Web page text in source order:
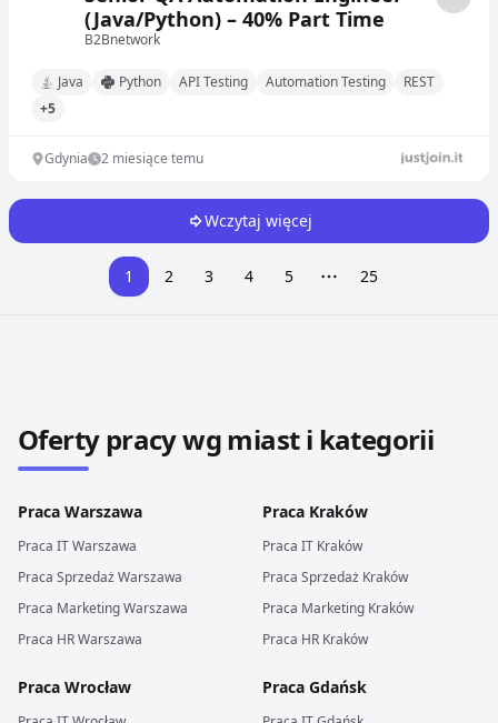
(Java/Python) – 40% Part Time
B2Bnetwork
Java Python API Testing Automation Testing
REST
+5
Gdynia 2 miesiące temu
Wczytaj więcej
1 2 3 4 5 More pages
25
Oferty pracy wg miast i kategorii
Praca Warszawa
Praca ITWarszawa
Praca SprzedażWarszawa
Praca MarketingWarszawa
Praca HRWarszawa
Praca Kraków
Praca IT Kraków
Praca Sprzedaż Kraków
Praca Marketing Kraków
Praca HR Kraków
Praca Wrocław Praca Gdańsk